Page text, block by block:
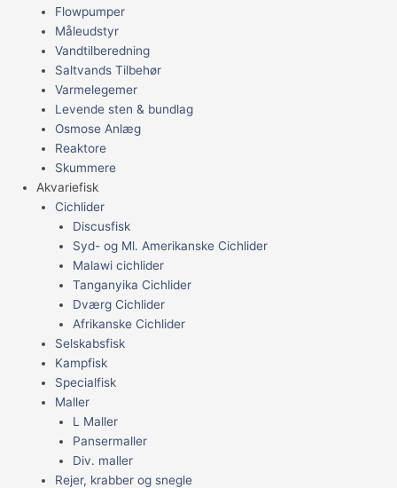
Flowpumper
Måleudstyr
Vandtilberedning
Saltvands Tilbehør
Varmelegemer
Levende sten & bundlag
Osmose Anlæg
Reaktore
Skummere
Akvariefisk
Cichlider
Discusfisk
Syd- og Ml. Amerikanske Cichlider
Malawi cichlider
Tanganyika Cichlider
Dværg Cichlider
Afrikanske Cichlider
Selskabsfisk
Kampfisk
Specialfisk
Maller
L Maller
Pansermaller
Div. maller
Rejer, krabber og snegle